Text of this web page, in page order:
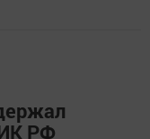
РФ